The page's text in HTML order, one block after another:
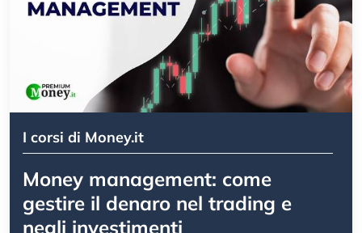
I corsi di Money.it
Money management: come
gestire il denaro nel trading e
negli investimenti